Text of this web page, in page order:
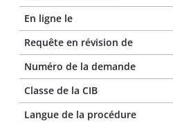
En ligne le
Requête en révision de
Numéro de la demande
Classe de la CIB
Langue de la procédure